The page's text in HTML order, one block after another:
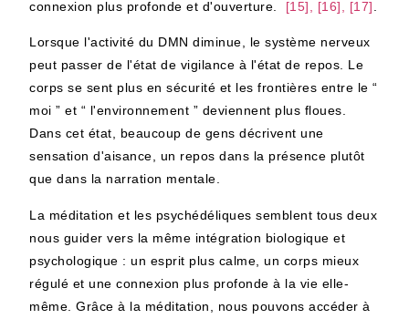
connexion plus profonde et d'ouverture. [15], [16], [17]
Lorsque l'activité du DMN diminue, le système nerveux
peut passer de l'état de vigilance à l'état de repos. Le
corps se sent plus en sécurité et les frontières entre le “
moi ” et “ l'environnement ” deviennent plus floues.
Dans cet état, beaucoup de gens décrivent une
sensation d'aisance, un repos dans la présence plutôt
que dans la narration mentale.
La méditation et les psychédéliques semblent tous deux
nous guider vers la même intégration biologique et
psychologique : un esprit plus calme, un corps mieux
régulé et une connexion plus profonde à la vie elle-
même. Grâce à la méditation, nous pouvons accéder à